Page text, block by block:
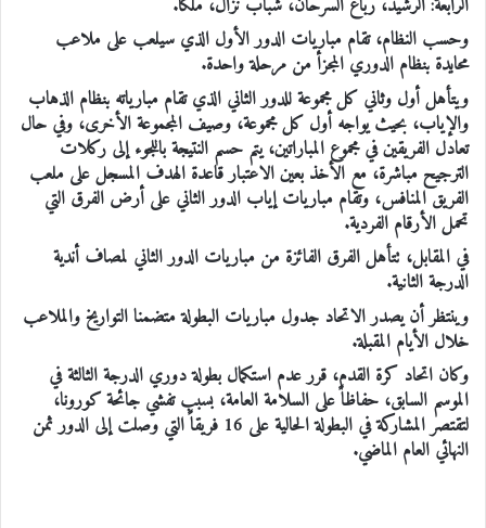
وحسب النظام، تقام مباريات الدور الأول الذي سيلعب على ملاعب
محايدة بنظام الدوري المجزأ من مرحلة واحدة.
ويتأهل أول وثاني كل مجموعة للدور الثاني الذي تقام مبارياته بنظام الذهاب
والإياب، بحيث يواجه أول كل مجموعة، وصيف المجموعة الأخرى، وفي حال
تعادل الفريقين في مجموع المباراتين، يتم حسم النتيجة باللجوء إلى ركلات
الترجيح مباشرة، مع الأخذ بعين الاعتبار قاعدة الهدف المسجل على ملعب
الفريق المنافس، وتقام مباريات إياب الدور الثاني على أرض الفرق التي
تحمل الأرقام الفردية.
في المقابل، تتأهل الفرق الفائزة من مباريات الدور الثاني لمصاف أندية
الدرجة الثانية.
وينتظر أن يصدر الاتحاد جدول مباريات البطولة متضمنا التواريخ والملاعب
خلال الأيام المقبلة.
وكان اتحاد كرة القدم، قرر عدم استكمال بطولة دوري الدرجة الثالثة في
الموسم السابق، حفاظاً على السلامة العامة، بسبب تفشي جائحة كورونا،
لتقتصر المشاركة في البطولة الحالية على 16 فريقاً التي وصلت إلى الدور ثمن
النهائي العام الماضي.